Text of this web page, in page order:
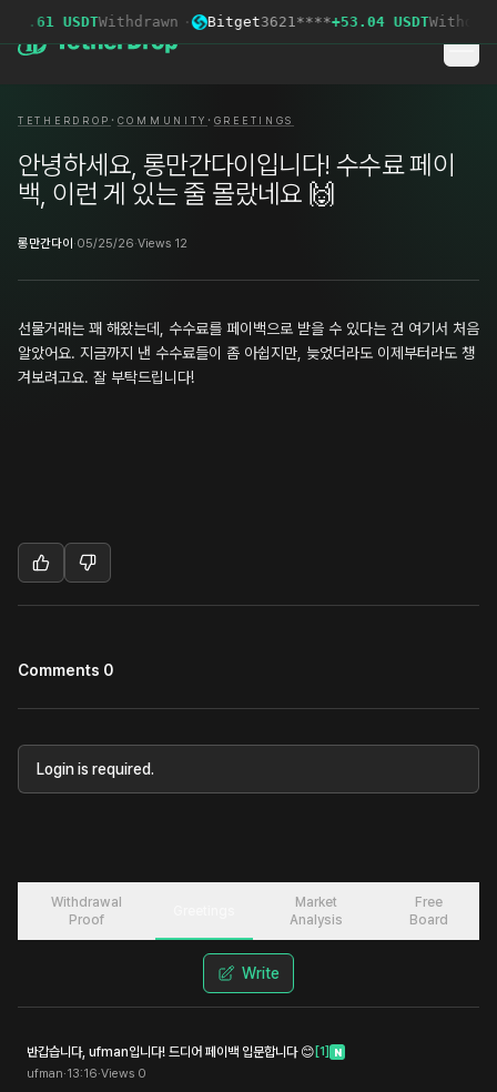
USDTWithdrawn · Bitget3621****+53.04 USDT
TETHERDROP · COMMUNITY · GREETINGS
안녕하세요, 롱만간다이입니다! 수수료 페이
백, 이런 게 있는 줄 몰랐네요 🙌
롱만간다이·05/25/26·Views 12
선물거래는 꽤 해왔는데, 수수료를 페이백으로 받을 수 있다는 건 여기서 처음
알았어요. 지금까지 낸 수수료들이 좀 아쉽지만, 늦었더라도 이제부터라도 챙
겨보려고요. 잘 부탁드립니다!
Comments 0
Login is required.
Withdrawal
Proof
Market
Analysis
Free
Board
Write
반갑습니다, ufman입니다! 드디어 페이백 입문합니다 😊 [1] N
ufman·13:16·Views 0